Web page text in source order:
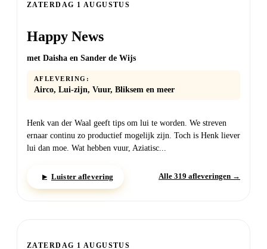
ZATERDAG 1 AUGUSTUS
Happy News
met Daisha en Sander de Wijs
AFLEVERING:
Airco, Lui-zijn, Vuur, Bliksem en meer
Henk van der Waal geeft tips om lui te worden. We streven
ernaar continu zo productief mogelijk zijn. Toch is Henk liever
lui dan moe. Wat hebben vuur, Aziatisc...
▶ Luister aflevering Alle 319 afleveringen →
ZATERDAG 1 AUGUSTUS